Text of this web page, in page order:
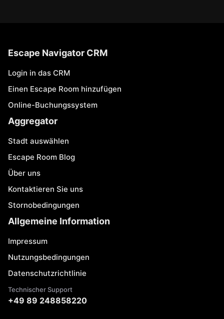
Escape Navigator CRM
Login in das CRM
Einen Escape Room hinzufügen
Online-Buchungssystem
Aggregator
Stadt auswählen
Escape Room Blog
Über uns
Kontaktieren Sie uns
Stornobedingungen
Allgemeine Information
Impressum
Nutzungsbedingungen
Datenschutzrichtlinie
Technischer Support
+49 89 248858220